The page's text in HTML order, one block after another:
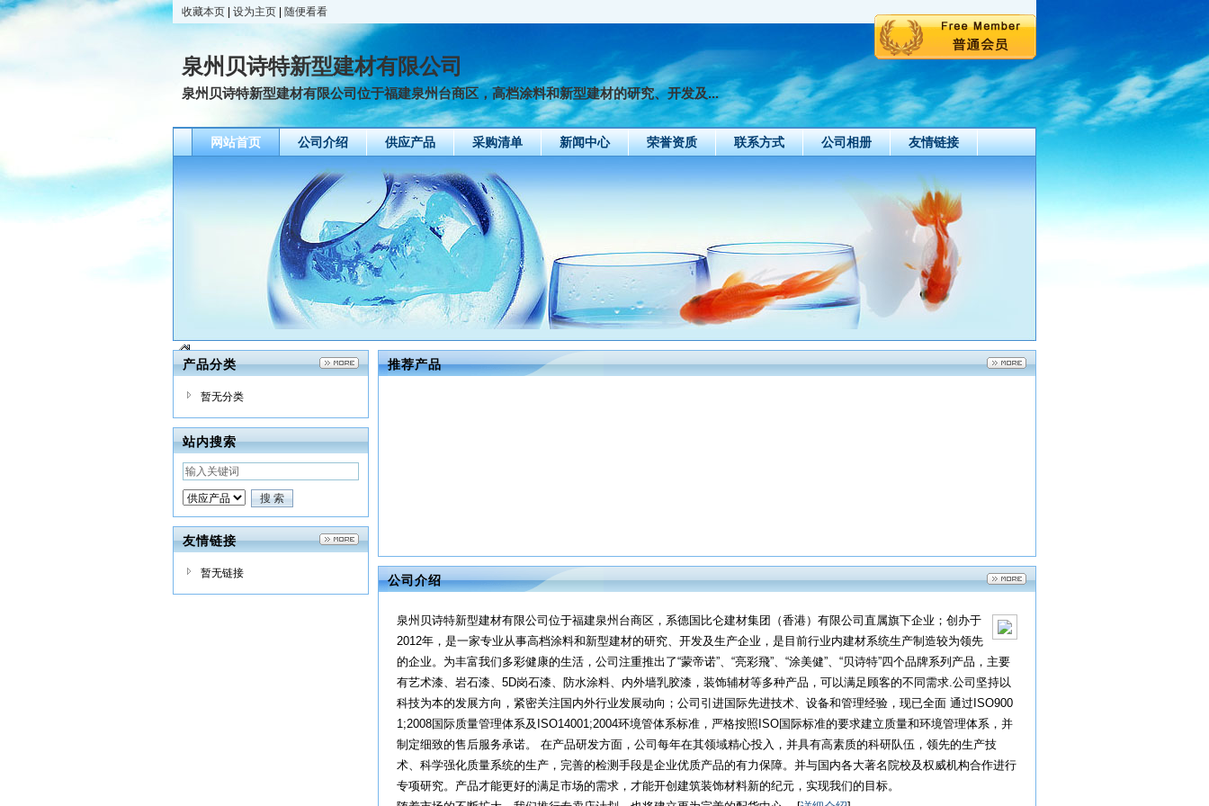
收藏本页 设为主页 随便看看
泉州贝诗特新型建材有限公司
泉州贝诗特新型建材有限公司位于福建泉州台商区，高档涂料和新型建材的研究、开发及...
网站首页 公司介绍 供应产品 采购清单 新闻中心 荣誉资质 联系方式 公司相册 友情链接
产品分类
暂无分类
站内搜索
友情链接
暂无链接
推荐产品
公司介绍
泉州贝诗特新型建材有限公司位于福建泉州台商区，系德国比仑建材集团（香港）有限公司直属旗下企业；创办于
2012年，是一家专业从事高档涂料和新型建材的研究、开发及生产企业，是目前行业内建材系统生产制造较为领先
的企业。为丰富我们多彩健康的生活，公司注重推出了“蒙帝诺”、“亮彩飛”、“涂美健”、“贝诗特”四个品牌系列产品，主要
有艺术漆、岩石漆、5D岗石漆、防水涂料、内外墙乳胶漆，装饰辅材等多种产品，可以满足顾客的不同需求.公司坚持以
科技为本的发展方向，紧密关注国内外行业发展动向；公司引进国际先进技术、设备和管理经验，现已全面 通过ISO900
1;2008国际质量管理体系及ISO14001;2004环境管体系标准，严格按照ISO国际标准的要求建立质量和环境管理体系，并
制定细致的售后服务承诺。 在产品研发方面，公司每年在其领域精心投入，并具有高素质的科研队伍，领先的生产技
术、科学强化质量系统的生产，完善的检测手段是企业优质产品的有力保障。并与国内各大著名院校及权威机构合作进行
专项研究。产品才能更好的满足市场的需求，才能开创建筑装饰材料新的纪元，实现我们的目标。